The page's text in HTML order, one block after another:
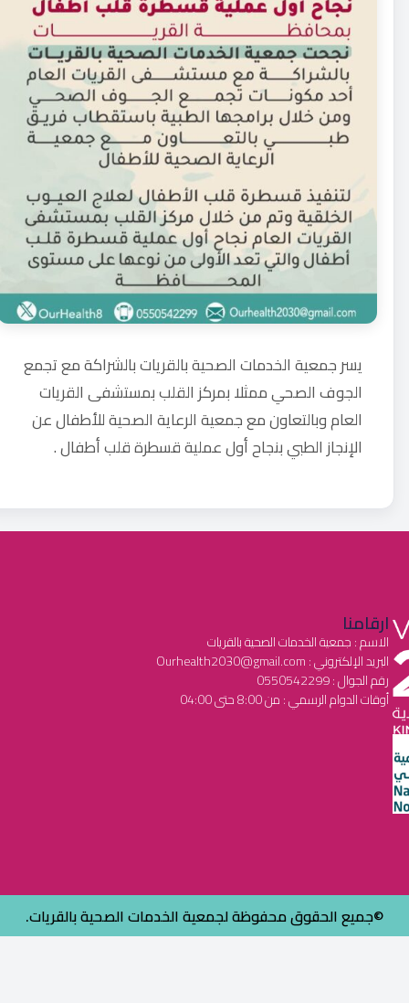
يسر ⁧‫جمعية الخدمات الصحية بالقريات‬⁩ بالشراكة مع تجمع
الجوف الصحي ممثلا بمركز القلب بمستشفى القريات
العام وبالتعاون مع ⁧‫جمعية الرعاية الصحية للأطفال‬⁩ عن
⁧‫الإنجاز الطبي‬⁩ بنجاح أول عملية قسطرة قلب أطفال .
ارقامنا
الاسم : جمعية الخدمات الصحية بالقريات
البريد الإلكتروني : Ourhealth2030@gmail.com
رقم الجوال : 0550542299
أوقات الدوام الرسمي : من 8:00 حتى 04:00
©جميع الحقوق محفوظة لجمعية الخدمات الصحية بالقريات.